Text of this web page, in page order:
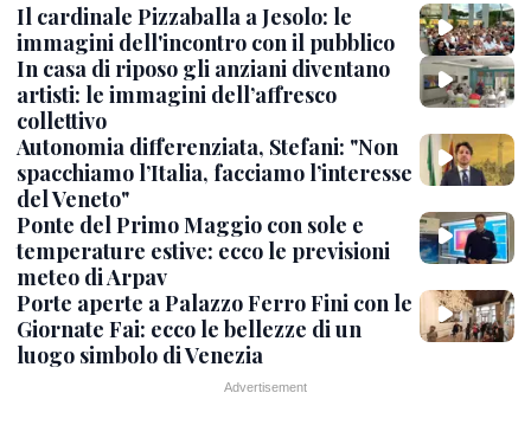
Il cardinale Pizzaballa a Jesolo: le
immagini dell'incontro con il pubblico
In casa di riposo gli anziani diventano
artisti: le immagini dell’affresco
collettivo
Autonomia differenziata, Stefani: "Non
spacchiamo l’Italia, facciamo l’interesse
del Veneto"
Ponte del Primo Maggio con sole e
temperature estive: ecco le previsioni
meteo di Arpav
Porte aperte a Palazzo Ferro Fini con le
Giornate Fai: ecco le bellezze di un
luogo simbolo di Venezia